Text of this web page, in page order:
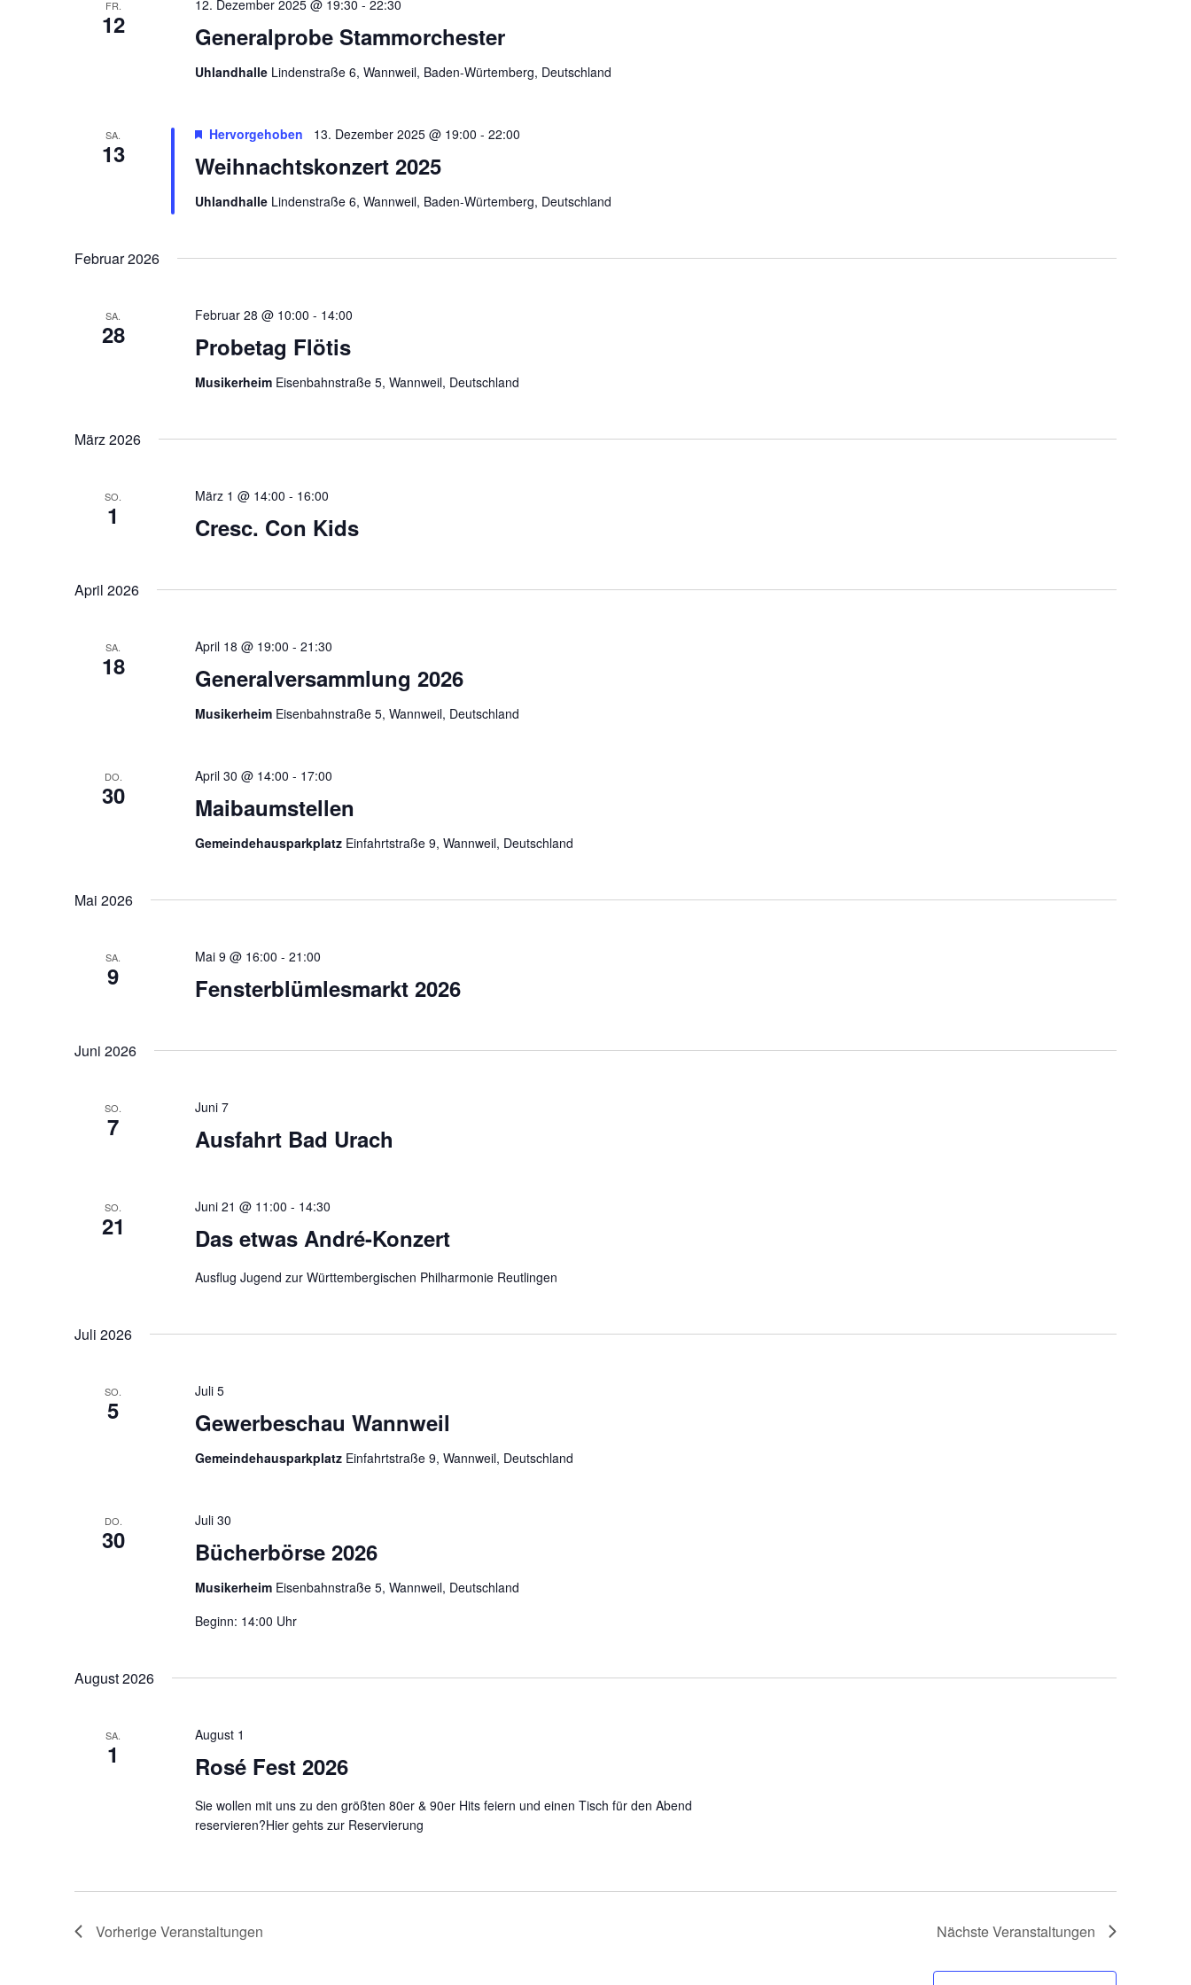
FR.
12 Generalprobe Stammorchester
12. Dezember 2025 @ 19:30 - 22:30
Uhlandhalle Lindenstraße 6, Wannweil, Baden-Würtemberg, Deutschland
SA.
13 Weihnachtskonzert 2025
Hervorgehoben 13. Dezember 2025 @ 19:00 - 22:00
Uhlandhalle Lindenstraße 6, Wannweil, Baden-Würtemberg, Deutschland
Februar 2026
SA.
28 Probetag Flötis
Februar 28 @ 10:00 - 14:00
Musikerheim Eisenbahnstraße 5, Wannweil, Deutschland
März 2026
SO.
1 Cresc. Con Kids
März 1 @ 14:00 - 16:00
April 2026
SA.
18 Generalversammlung 2026
April 18 @ 19:00 - 21:30
Musikerheim Eisenbahnstraße 5, Wannweil, Deutschland
DO.
30 Maibaumstellen
April 30 @ 14:00 - 17:00
Gemeindehausparkplatz Einfahrtstraße 9, Wannweil, Deutschland
Mai 2026
SA.
9 Fensterblümlesmarkt 2026
Mai 9 @ 16:00 - 21:00
Juni 2026
SO.
7 Ausfahrt Bad Urach
Juni 7
SO.
21 Das etwas André-Konzert
Juni 21 @ 11:00 - 14:30
Ausflug Jugend zur Württembergischen Philharmonie Reutlingen
Juli 2026
SO.
5 Gewerbeschau Wannweil
Juli 5
Gemeindehausparkplatz Einfahrtstraße 9, Wannweil, Deutschland
DO.
30 Bücherbörse 2026
Juli 30
Musikerheim Eisenbahnstraße 5, Wannweil, Deutschland
Beginn: 14:00 Uhr
August 2026
SA.
1 Rosé Fest 2026
August 1
Sie wollen mit uns zu den größten 80er & 90er Hits feiern und einen Tisch für den Abend
reservieren?Hier gehts zur Reservierung
VorherigeVeranstaltungen NächsteVeranstaltungen